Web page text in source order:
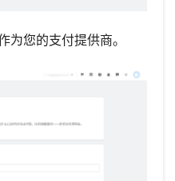
为您的支付提供商。